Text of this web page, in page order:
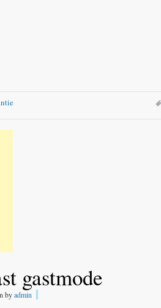
gastmode
byadmin